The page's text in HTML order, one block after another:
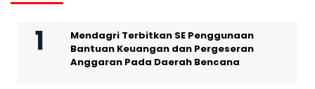
Mendagri Terbitkan SE Penggunaan
Bantuan Keuangan dan Pergeseran
Anggaran Pada Daerah Bencana